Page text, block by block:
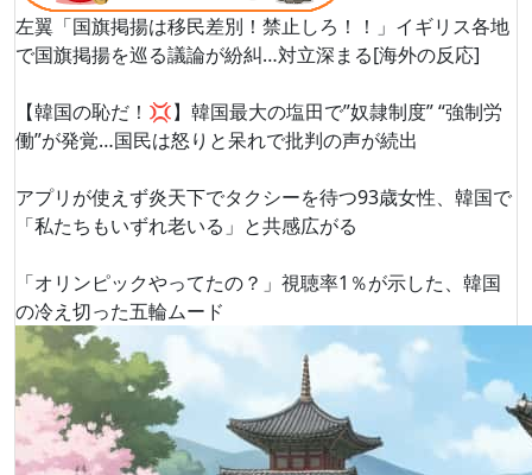
左翼「国旗掲揚は移民差別！禁止しろ！！」イギリス各地
で国旗掲揚を巡る議論が紛糾…対立深まる[海外の反応]
【韓国の恥だ！💢】韓国最大の塩田で”奴隷制度” “強制労
働”が発覚…国民は怒りと呆れで批判の声が続出
アプリが使えず炎天下でタクシーを待つ93歳女性、韓国で
「私たちもいずれ老いる」と共感広がる
「オリンピックやってたの？」視聴率1％が示した、韓国
の冷え切った五輪ムード